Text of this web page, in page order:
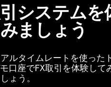
システムを
ましょう
ルタイムレートを使った
口座でFX取引を体験して
しょう。